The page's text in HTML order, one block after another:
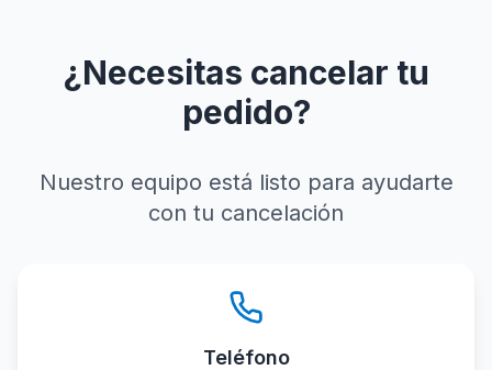
¿Necesitas cancelar tu
pedido?
Nuestro equipo está listo para ayudarte
con tu cancelación
Teléfono